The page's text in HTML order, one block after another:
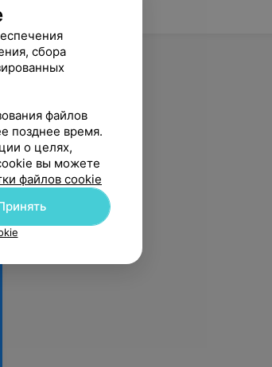
сбора
файлов
позднее время.
о целях,
вы можете
файлов cookie